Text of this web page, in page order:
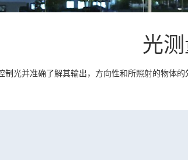
光
制光并准确了解其输出，方向性和所照射的物体